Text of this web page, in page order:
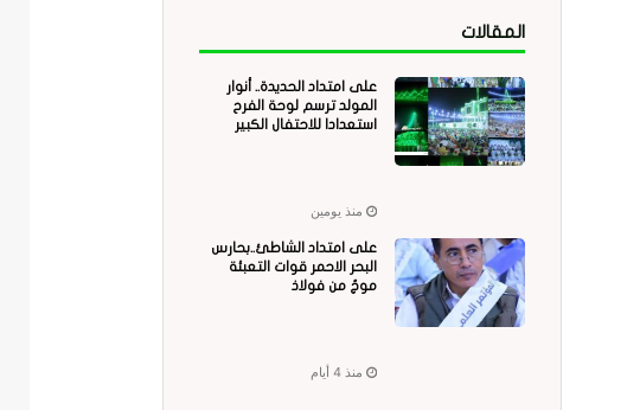
المقالات
على امتداد الحديدة.. أنوار
المولد ترسم لوحة الفرح
استعدادا للاحتفال الكبير
منذ يومين
على امتداد الشاطئ..بحارس
البحر الاحمر قوات التعبئة
موجٌ من فولاذ
منذ 4 أيام